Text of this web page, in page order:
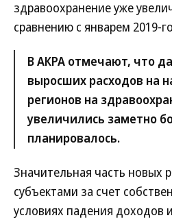
здравоохранение уже
сравнению с январем 2019-
В АКРА отмечают, что
выросших расходов на
регионов на
увеличились заметно
планировалось.
Значительная часть новых
субъектами за счет
условиях падения доходов